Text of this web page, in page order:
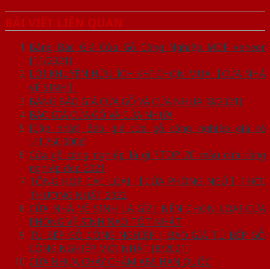
BÀI VIẾT LIÊN QUAN
Bảng Báo Giá Cửa Gỗ Công Nghiệp MDF Veneer
[11/2021]
LỜI KHUYÊN HỮU ÍCH KHI CHỌN MUA【CỬA NHÀ
VỆ SINH】
BẢNG BÁO GIÁ CỬA GỖ VÀ CỬA NHỰA [8/2021]
BÁO GIÁ CỬA GỖ VÀ CỬA NHỰA
[Cập nhật] Báo giá cửa gỗ công nghiệp giá rẻ
✅1.750.000đ
Cửa gỗ công nghiệp là gì ?.TOP 20 mẫu cửa công
nghiệp đẹp 2021
TỔNG HỢP CÁC LOẠI 【CỬA PHÒNG NGỦ】THỜI
THƯỢNG NHẤT 2022
CỬA NHÀ VỆ SINH LÀ GÌ?| NÊN CHỌN LOẠI CỬA
PHÒNG VỆ SINH NÀO TỐT NHẤT
TỦ BẾP GỖ CÔNG NGHIỆP | BÁO GIÁ TỦ BẾP GỖ
CÔNG NGHIỆP MỚI NHẤT [8/2021]
CỬA NHỰA CHÁY CHẬM ABS HÀN QUỐC